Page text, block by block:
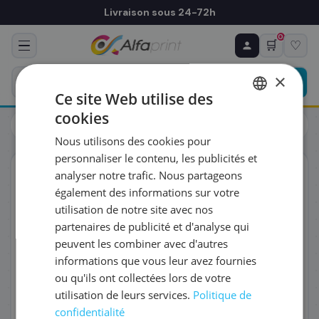
Livraison sous 24-72h
🛒
0
♡
Cartouches
HP
ORIGINAL
♻ COMMANDE RÉCURRENTE
Prévoyez & économisez
Programmez votre prochain achat — notre équipe
vous prépare un devis personnalisé
RÉFÉRENCE DU PRODUIT
FRÉQUENCE
QUANTITÉ PAR LIVRAISON
DATE DE PREMIÈRE LIVRAISON SOUHAITÉE
×
Ce site Web utilise des
cookies
Nous utilisons des cookies pour
personnaliser le contenu, les publicités et
analyser notre trafic. Nous partageons
également des informations sur votre
utilisation de notre site avec nos
partenaires de publicité et d'analyse qui
peuvent les combiner avec d'autres
informations que vous leur avez fournies
ou qu'ils ont collectées lors de votre
utilisation de leurs services. Politique de
confidentialité